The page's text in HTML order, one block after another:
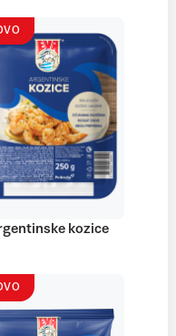
kozice